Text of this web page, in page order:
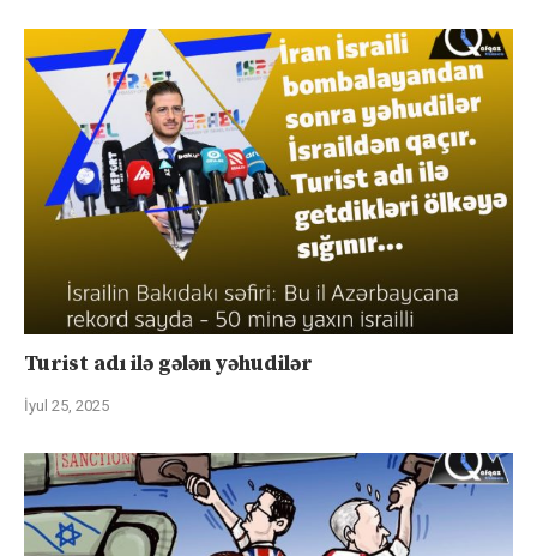
Turist adı ilə gələn yəhudilər
İyul 25, 2025